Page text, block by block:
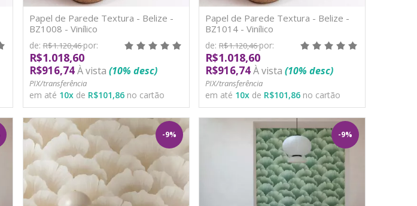
Papel de Parede Textura - Belize -
BZ1008 - Vinílico
de: R$1.120,46por:
R$1.018,60
R$916,74 À vista (10% desc)
PIX/transferência
em até 10xde R$101,86no cartão
Papel de Parede Textura - Belize -
BZ1014 - Vinílico
de: R$1.120,46por:
R$1.018,60
R$916,74À vista (10% desc)
PIX/transferência
em até 10xde R$101,86no cartão
-9% -9%